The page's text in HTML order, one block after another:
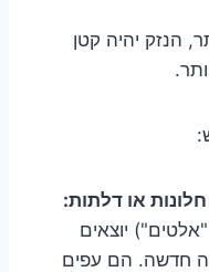
הנזק יהיה קטן
או דלתות:
יוצאים
חדשה. הם עפים